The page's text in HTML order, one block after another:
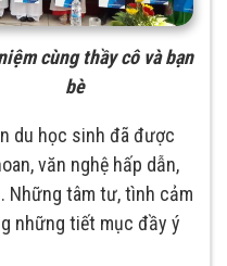
cùng thầy cô và bạn
bè
du học sinh đã được
văn nghệ hấp dẫn,
Những tâm tư, tình cảm
những tiết mục đầy ý